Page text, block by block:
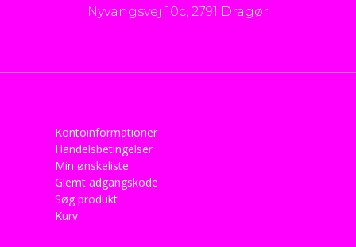
Nyvangsvej 10c, 2791 Dragør
Kontoinformationer
Handelsbetingelser
Min ønskeliste
Glemt adgangskode
Søg produkt
Kurv